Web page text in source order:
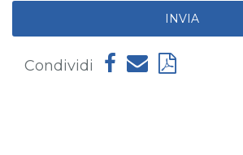
INVIA
Condividi